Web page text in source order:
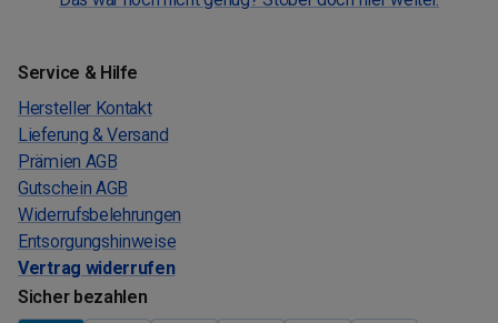
Service & Hilfe
Hersteller Kontakt
Lieferung & Versand
Prämien AGB
Gutschein AGB
Widerrufsbelehrungen
Entsorgungshinweise
Vertrag widerrufen
Sicher bezahlen